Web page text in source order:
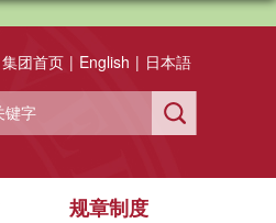
集团首页 | English | 日本語
规章制度